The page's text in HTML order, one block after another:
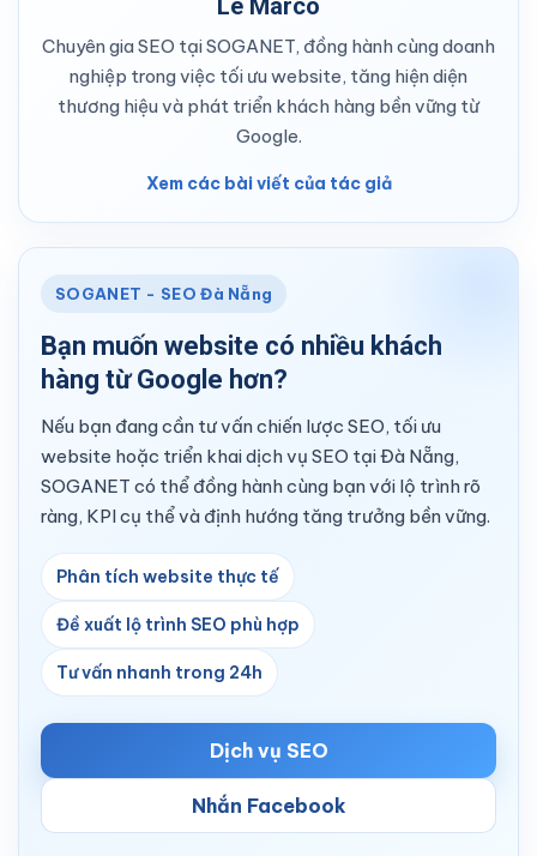
Le Marco
Chuyên gia SEO tại SOGANET, đồng hành cùng doanh
nghiệp trong việc tối ưu website, tăng hiện diện
thương hiệu và phát triển khách hàng bền vững từ
Google.
Xem các bài viết của tác giả
SOGANET - SEO Đà Nẵng
Bạn muốn website có nhiều khách
hàng từ Google hơn?
Nếu bạn đang cần tư vấn chiến lược SEO, tối ưu
website hoặc triển khai dịch vụ SEO tại Đà Nẵng,
SOGANET có thể đồng hành cùng bạn với lộ trình rõ
ràng, KPI cụ thể và định hướng tăng trưởng bền vững.
Phân tích website thực tế
Đề xuất lộ trình SEO phù hợp
Tư vấn nhanh trong 24h
Dịch vụ SEO
Nhắn Facebook